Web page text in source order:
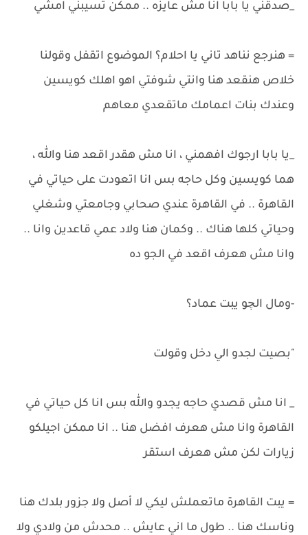
_صدقني يا بابا انا مش عايزه .. ممكن تسيبني امشي
= هنرجع نناهد تاني يا احلام؟ الموضوع اتقفل وقولنا
خلاص هنقعد هنا وانتي شوفتي اهو اهلك كويسين
وعندك بنات اعمامك ماتقعدي معاهم
_يا بابا ارجوك افهمني ، انا مش هقدر اقعد هنا والله ،
هما كويسين وكل حاجه بس انا اتعودت على حياتي في
القاهرة .. في القاهرة عندي صحابي وجامعتي وشغلي
وحياتي كلها هناك .. وكمان هنا ولاد عمي قاعدين وانا ..
وانا مش هعرف اقعد في الجو ده
-ومال الچو يبت عماد؟
"بصيت لجدو الي دخل وقولت
_ انا مش قصدي حاجه يجدو والله بس انا كل حياتي في
القاهرة وانا مش هعرف افضل هنا .. انا ممكن اجيلكو
زيارات لكن مش هعرف استقر
= يبت القاهرة ماتعملش ليكي لا أصل ولا جزور بلدك هنا
وناسك هنا .. طول ما اني عايش .. محدش من ولادي ولا